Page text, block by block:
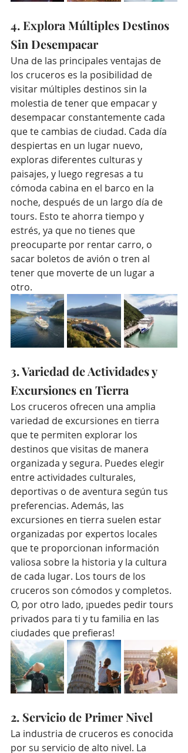
4. Explora Múltiples Destinos
Sin Desempacar
Una de las principales ventajas de
los cruceros es la posibilidad de
visitar múltiples destinos sin la
molestia de tener que empacar y
desempacar constantemente cada
que te cambias de ciudad. Cada día
despiertas en un lugar nuevo,
exploras diferentes culturas y
paisajes, y luego regresas a tu
cómoda cabina en el barco en la
noche, después de un largo día de
tours. Esto te ahorra tiempo y
estrés, ya que no tienes que
preocuparte por rentar carro, o
sacar boletos de avión o tren al
tener que moverte de un lugar a
otro.
3. Variedad de Actividades y
Excursiones en Tierra
Los cruceros ofrecen una amplia
variedad de excursiones en tierra
que te permiten explorar los
destinos que visitas de manera
organizada y segura. Puedes elegir
entre actividades culturales,
deportivas o de aventura según tus
preferencias. Además, las
excursiones en tierra suelen estar
organizadas por expertos locales
que te proporcionan información
valiosa sobre la historia y la cultura
de cada lugar. Los tours de los
cruceros son cómodos y completos.
O, por otro lado, ¡puedes pedir tours
privados para ti y tu familia en las
ciudades que prefieras!
2. Servicio de Primer Nivel
La industria de cruceros es conocida
por su servicio de alto nivel. La